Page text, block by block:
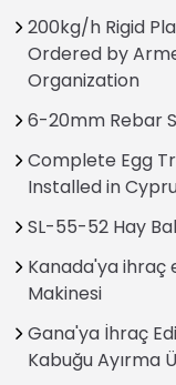
200kg/h Rigid
Ordered by
Organization
6-20mm Rebar
Complete Egg
Installed in
SL-55-52 Hay
Kanada'ya ihraç
Makinesi
Gana'ya İhraç
Kabuğu Ayırma